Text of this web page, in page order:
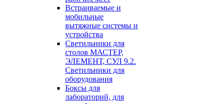
Встраиваемые и
мобильные
вытяжные системы и
устройства
Светильники для
столов МАСТЕР,
ЭЛЕМЕНТ, СУЛ 9.2.
Светильники для
оборудования
Боксы для
лабораторий, для